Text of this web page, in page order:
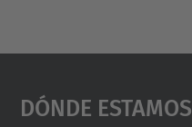
Dónde Estamos